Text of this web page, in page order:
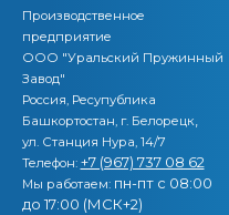
Производственное
предприятие
ООО "Уральский Пружинный
Завод"
Россия, Ресупублика
Башкортостан, г. Белорецк,
ул. Станция Нура, 14/7
Телефон: +7 (967) 737 08 62
Мы работаем: пн-пт с 08:00
до 17:00 (МСК+2)